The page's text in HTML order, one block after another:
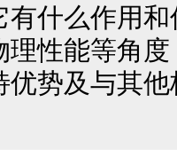
有什么作用
理性能等角
优势及与其